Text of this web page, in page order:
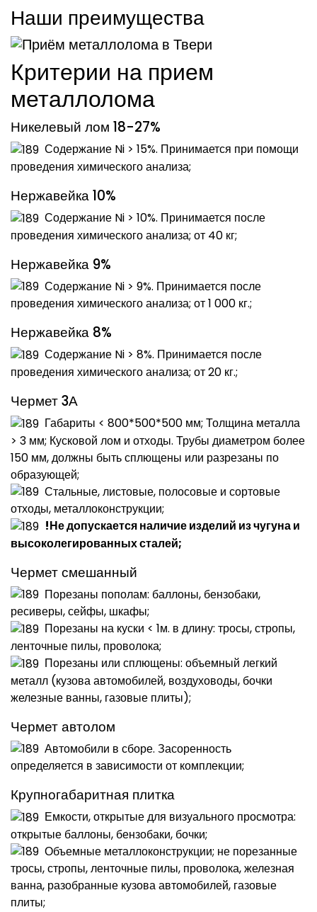
Наши преимущества
Критерии на прием
металлолома
Никелевый лом 18-27%
Содержание Ni > 15%. Принимается при помощи
проведения химического анализа;
Нержавейка 10%
Содержание Ni > 10%. Принимается после
проведения химического анализа; от 40 кг;
Нержавейка 9%
Содержание Ni > 9%. Принимается после
проведения химического анализа; от 1 000 кг.;
Нержавейка 8%
Содержание Ni > 8%. Принимается после
проведения химического анализа; от 20 кг.;
Чермет 3А
Габариты < 800*500*500 мм; Толщина металла
> 3 мм; Кусковой лом и отходы. Трубы диаметром более
150 мм, должны быть сплющены или разрезаны по
образующей;
Стальные, листовые, полосовые и сортовые
отходы, металлоконструкции;
!Не допускается наличие изделий из чугуна и
высоколегированных сталей;
Чермет смешанный
Порезаны пополам: баллоны, бензобаки,
ресиверы, сейфы, шкафы;
Порезаны на куски < 1м. в длину: тросы, стропы,
ленточные пилы, проволока;
Порезаны или сплющены: объемный легкий
металл (кузова автомобилей, воздуховоды, бочки
железные ванны, газовые плиты);
Чермет автолом
Автомобили в сборе. Засоренность
определяется в зависимости от комплекции;
Крупногабаритная плитка
Емкости, открытые для визуального просмотра:
открытые баллоны, бензобаки, бочки;
Объемные металлоконструкции; не порезанные
тросы, стропы, ленточные пилы, проволока, железная
ванна, разобранные кузова автомобилей, газовые
плиты;